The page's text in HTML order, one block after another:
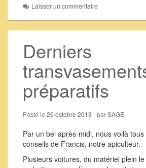
Laisser un commentaire
Derniers
préparatifs
Posté le 26 octobre 2013 parSAGE
Par un bel après-midi, nous voilà
conseils de Francis, notre apiculteur.
Plusieurs voitures, du matériel plein